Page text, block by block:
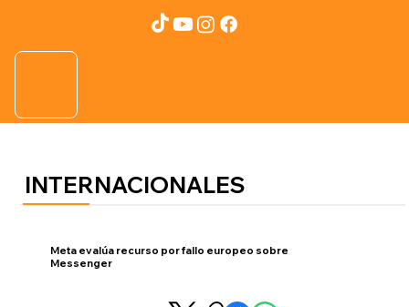
INTERNACIONALES
Meta evalúa recurso por fallo europeo sobre
Messenger